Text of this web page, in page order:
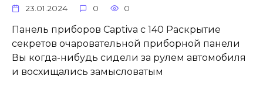
23.01.2024 0 0
Панель приборов Captiva с 140 Раскрытие
секретов очаровательной приборной панели
Вы когда-нибудь сидели за рулем автомобиля
и восхищались замысловатым